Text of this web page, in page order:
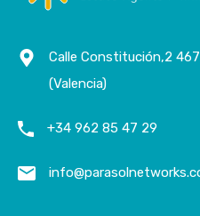
Calle Constitución,2
(Valencia)
+34 962 85 47 29